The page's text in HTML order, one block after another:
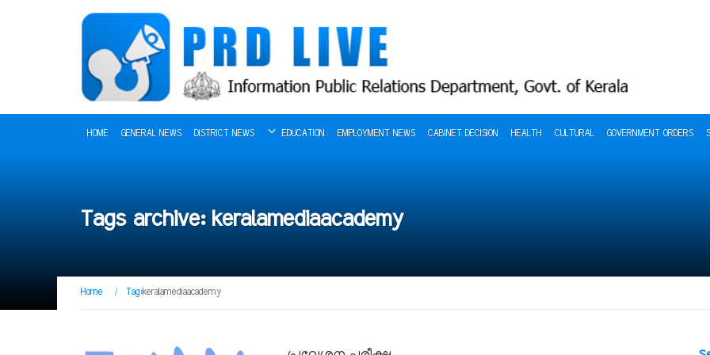
HOME GENERAL NEWS DISTRICT NEWS EDUCATION EMPLOYMENT NEWS CABINET DECISION HEALTH CULTURAL GOVERNMENT ORDERS
Tags archive: keralamediaacademy
Home / Tag:keralamediaacademy